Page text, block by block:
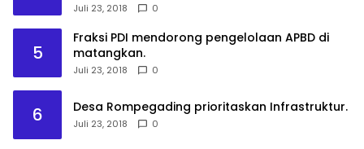
Juli 23, 2018 0
5
Fraksi PDI mendorong pengelolaan APBD di
matangkan.
Juli 23, 2018 0
6 Desa Rompegading prioritaskan Infrastruktur.
Juli 23, 2018 0